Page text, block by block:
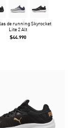
de running Skyrocket
Lite 2 Alt
$44.990